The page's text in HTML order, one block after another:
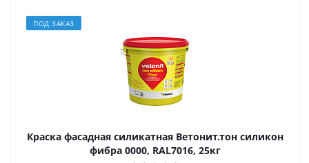
ПОД ЗАКАЗ
Краска фасадная силикатная Ветонит.тон силикон
фибра 0000, RAL7016, 25кг